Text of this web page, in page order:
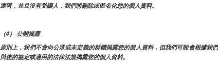
運營，並且沒有受讓人，我們將刪除或匿名化您的個人資料。
（4） 公開揭露
原則上，我們不會向公眾或未定義的群體揭露您的個人資料，但我們可能會根據我們
與您的協定或適用的法律法規揭露您的個人資料。